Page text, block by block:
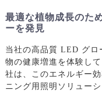
最適な植物成長のた
ーを発見
当社の高品質 LED グロ
物の健康増進を体験し
社は、このエネルギー
ニング用照明ソリュー